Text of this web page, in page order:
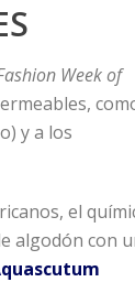
Week of
y a los
el
algodón con